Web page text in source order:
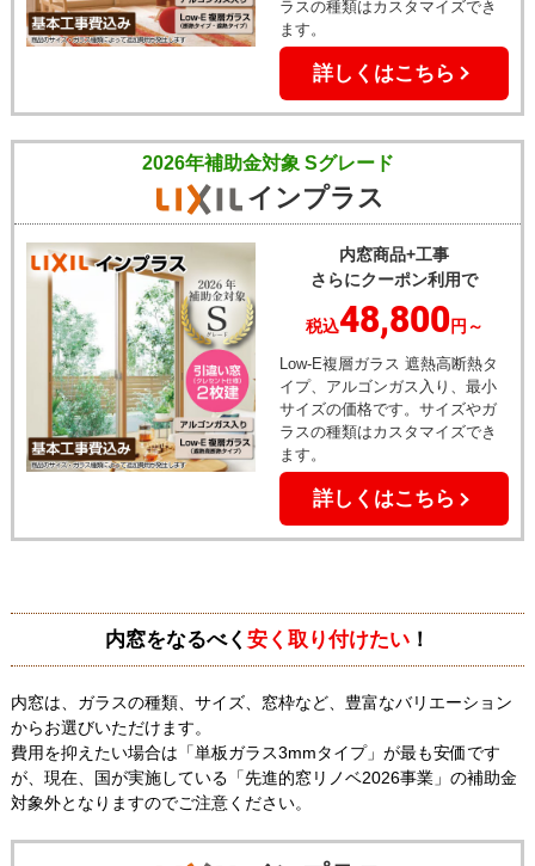
ラスの種類はカスタマイズでき
ます。
詳しくはこちら
2026年補助金対象 Sグレード
インプラス
内窓商品+工事
さらにクーポン利用で
税込48,800円～
Low-E複層ガラス 遮熱高断熱タ
イプ、アルゴンガス入り、最小
サイズの価格です。サイズやガ
ラスの種類はカスタマイズでき
ます。
詳しくはこちら
内窓をなるべく 安く取り付けたい ！
内窓は、ガラスの種類、サイズ、窓枠など、豊富なバリエーション
からお選びいただけます。
費用を抑えたい場合は「単板ガラス3mmタイプ」が最も安価です
が、現在、国が実施している「先進的窓リノベ2026事業」の補助金
対象外となりますのでご注意ください。